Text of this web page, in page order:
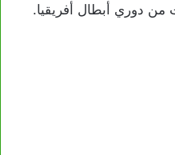
دوري أبطال أفريقيا.